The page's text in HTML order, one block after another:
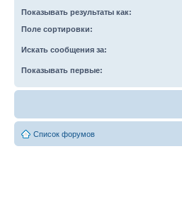
Показывать результаты как:
Поле сортировки:
Искать сообщения за:
Показывать первые:
Список форумов